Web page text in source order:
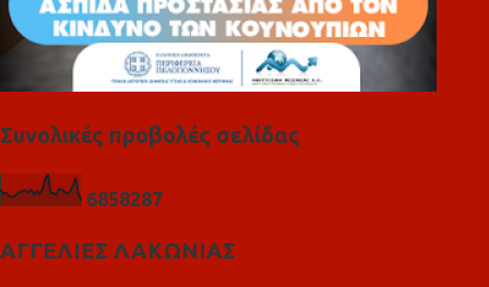
Συνολικές προβολές σελίδας
6858287
ΑΓΓΕΛΙΕΣ ΛΑΚΩΝΙΑΣ